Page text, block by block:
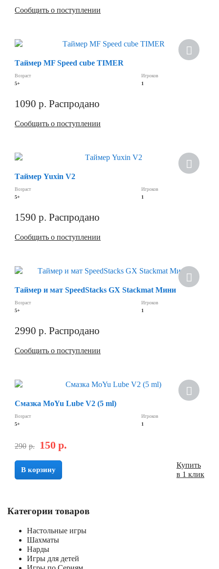
Сообщить о поступлении
Таймер MF Speed cube TIMER
Возраст
5+
Игроков
1
1090 р. Распродано
Сообщить о поступлении
Таймер Yuxin V2
Возраст
5+
Игроков
1
1590 р. Распродано
Сообщить о поступлении
Таймер и мат SpeedStacks GX Stackmat Мини
Возраст
5+
Игроков
1
2990 р. Распродано
Сообщить о поступлении
Смазка MoYu Lube V2 (5 ml)
Возраст
5+
Игроков
1
290 р. 150 р.
В корзину
Купить
в 1 клик
Категории товаров
Настольные игры
Шахматы
Нарды
Игры для детей